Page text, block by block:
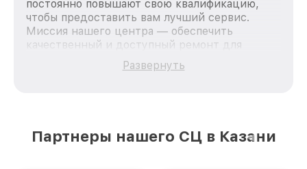
постоянно повышают свою квалификацию,
чтобы предоставить вам лучший сервис.
Миссия нашего центра — обеспечить
качественный и доступный ремонт для
каждого пользователя продукции LG, вне
зависимости от сложности поломки. Мы
Казани, постоянно повышая уровень доверия
Развернуть
Партнеры нашего СЦ в Казани